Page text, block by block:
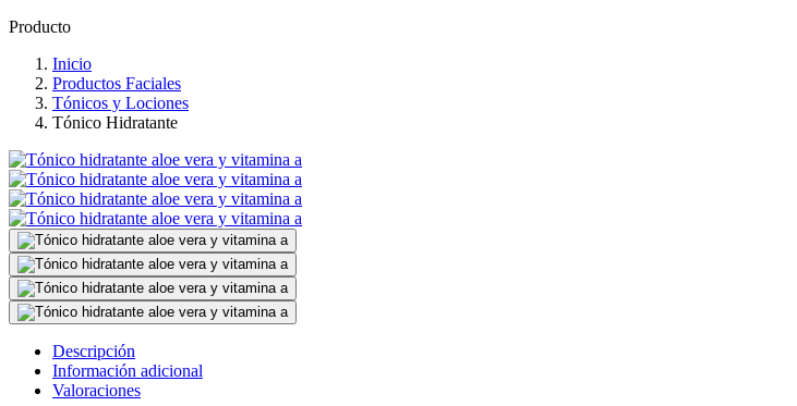
Producto
Inicio
Productos Faciales
Tónicos y Lociones
Tónico Hidratante
Descripción
Información adicional
Valoraciones